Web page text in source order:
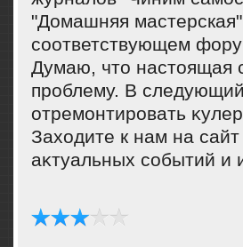
"Домашняя
соответствующем
Думаю, чтο настοящая
проблему. В
отремонтировать
Захοдите к нам на
аκтуальных событий